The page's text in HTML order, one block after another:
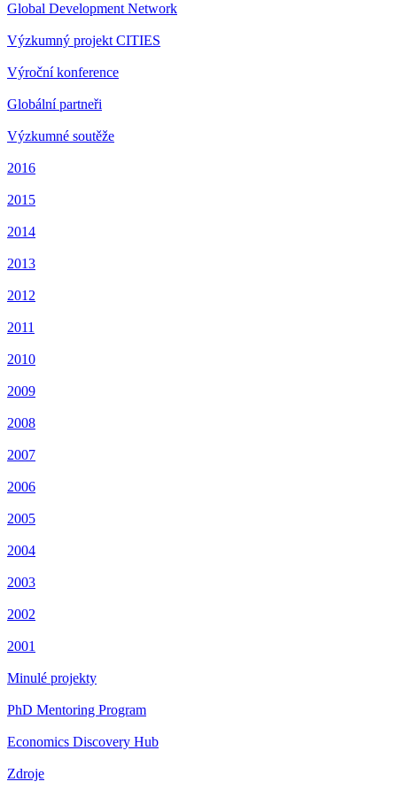
Global Development Network
Výzkumný projekt CITIES
Výroční konference
Globální partneři
Výzkumné soutěže
2016
2015
2014
2013
2012
2011
2010
2009
2008
2007
2006
2005
2004
2003
2002
2001
Minulé projekty
PhD Mentoring Program
Economics Discovery Hub
Zdroje